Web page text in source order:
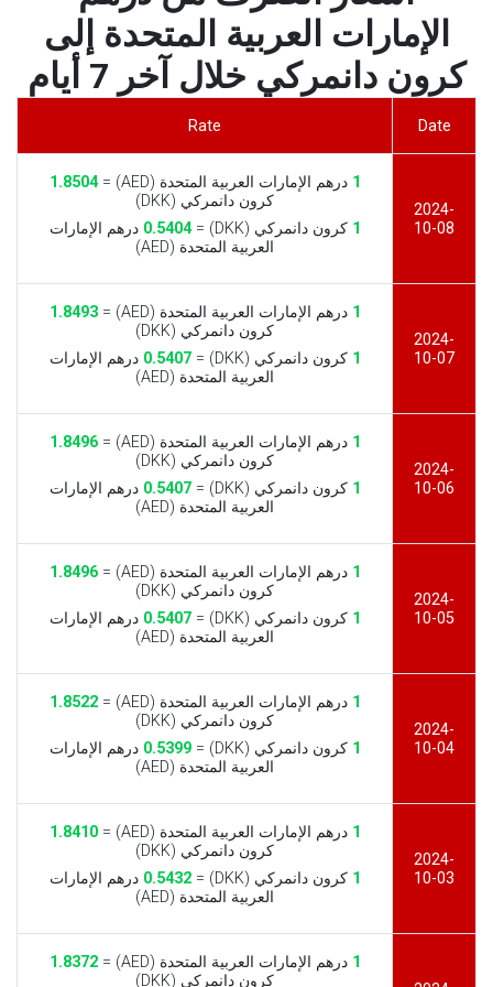
الإمارات العربية المتحدة إلى
كرون دانمركي خلال آخر 7 أيام
Date
Rate
2024-
10-08
1 درهم الإمارات العربية المتحدة (AED) =
1.8504
كرون دانمركي (DKK)
1 كرون دانمركي (DKK) = 0.5404 درهم الإمارات
العربية المتحدة (AED)
2024-
10-07
1 درهم الإمارات العربية المتحدة (AED) =
1.8493
كرون دانمركي (DKK)
1 كرون دانمركي (DKK) = 0.5407 درهم الإمارات
العربية المتحدة (AED)
2024-
10-06
1 درهم الإمارات العربية المتحدة (AED) =
1.8496
كرون دانمركي (DKK)
1 كرون دانمركي (DKK) = 0.5407 درهم الإمارات
العربية المتحدة (AED)
2024-
10-05
1 درهم الإمارات العربية المتحدة (AED) =
1.8496
كرون دانمركي (DKK)
1 كرون دانمركي (DKK) = 0.5407 درهم الإمارات
العربية المتحدة (AED)
2024-
10-04
1 درهم الإمارات العربية المتحدة (AED) =
1.8522
كرون دانمركي (DKK)
1 كرون دانمركي (DKK) = 0.5399 درهم الإمارات
العربية المتحدة (AED)
2024-
10-03
1 درهم الإمارات العربية المتحدة (AED) =
1.8410
كرون دانمركي (DKK)
1 كرون دانمركي (DKK) = 0.5432 درهم الإمارات
العربية المتحدة (AED)
1 درهم الإمارات العربية المتحدة (AED) =
1.8372
كرون دانمركي (DKK)